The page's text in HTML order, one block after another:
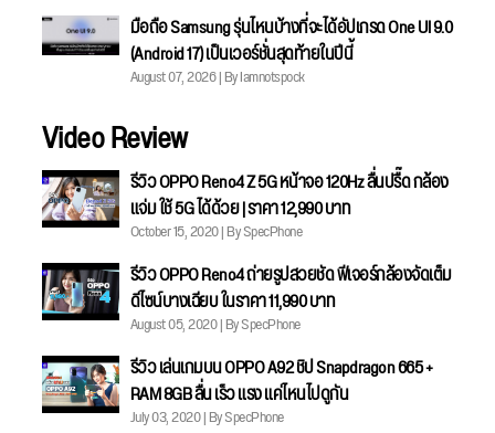
มือถือ Samsung รุ่นไหนบ้างที่จะได้อัปเกรด One UI 9.0
(Android 17) เป็นเวอร์ชั่นสุดท้ายในปีนี้
August 07, 2026 | By Iamnotspock
Video Review
รีวิว OPPO Reno4 Z 5G หน้าจอ 120Hz ลื่นปรื๊ด กล้อง
แจ่ม ใช้ 5G ได้ด้วย | ราคา 12,990 บาท
October 15, 2020 | By SpecPhone
รีวิว OPPO Reno4 ถ่ายรูปสวยชัด ฟีเจอร์กล้องจัดเต็ม
ดีไซน์บางเฉียบ ในราคา 11,990 บาท
August 05, 2020 | By SpecPhone
รีวิว เล่นเกมบน OPPO A92 ชิป Snapdragon 665 +
RAM 8GB ลื่น เร็ว แรง แค่ไหนไปดูกัน
July 03, 2020 | By SpecPhone